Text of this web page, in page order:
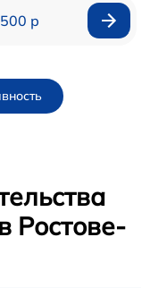
500 р
Ростове-